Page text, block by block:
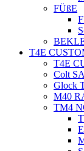
FÜßE
T4E
T4E
Colt
Glock
M40
TM4